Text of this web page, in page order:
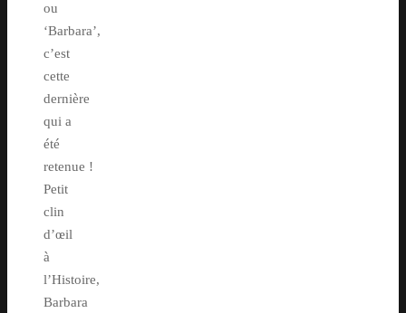
ou
‘Barbara’,
c’est
cette
dernière
qui a
été
retenue !
Petit
clin
d’œil
à
l’Histoire,
Barbara